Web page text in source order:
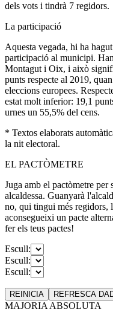
dels vots i tindrà 7 regidors.
La participació
Aquesta vegada, hi ha
participació al municipi.
Montagut i Oix, i això
punts respecte al 2019,
eleccions europees.
estat molt inferior: 19,1
urnes un 55,5% del cens.
* Textos elaborats
la nit electoral.
EL PACTÒMETRE
Juga amb el pactòmetre per
alcaldessa. Guanyarà
no, qui tingui més regidors,
aconsegueixi un pacte
fer els teus pactes!
Escull:
Escull:
Escull:
REINICIA REFRESCA
MAJORIA ABSOLUTA